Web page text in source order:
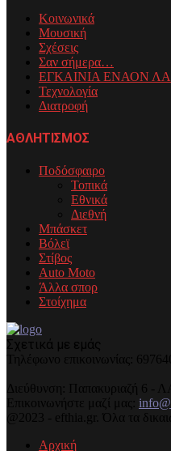
Κοινωνικά
Μουσική
Σχέσεις
Σαν σήμερα…
ΕΓΚΑΙΝΙΑ ΕΝΑΟΝ
Τεχνολογία
Διατροφή
ΑΘΛΗΤΙΣΜΟΣ
Ποδόσφαιρο
Τοπικά
Εθνικά
Διεθνή
Μπάσκετ
Βόλεϊ
Στίβος
Auto Moto
Άλλα σπορ
Στοίχημα
Σχετικά με εμάς
Τηλέφωνo επικοινωνίας:
Διεύθυνση: Παπακυριαζή 6 -
Επικοινωνήστε μαζί μας:
@2023 - efthia.gr. Όλα τα
Αρχική